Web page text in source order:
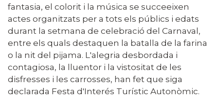
fantasia, el colorit i la música se succeeixen
actes organitzats per a tots els públics i edats
durant la setmana de celebració del Carnaval,
entre els quals destaquen la batalla de la farina
o la nit del pijama. L'alegria desbordada i
contagiosa, la lluentor i la vistositat de les
disfresses i les carrosses, han fet que siga
declarada Festa d'Interés Turístic Autonòmic.